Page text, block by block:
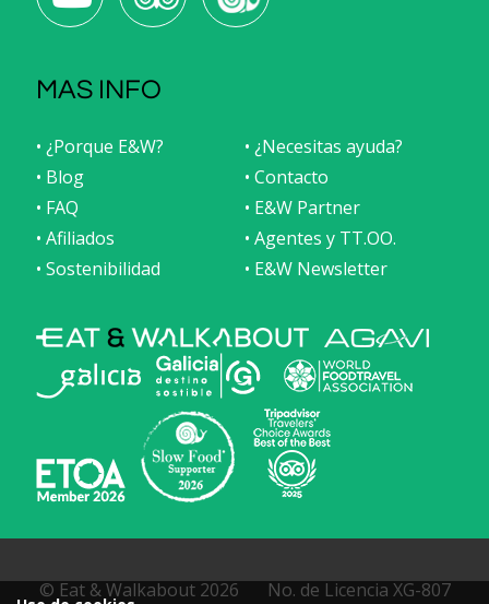
MAS INFO
• ¿Porque E&W?
• ¿Necesitas ayuda?
• Blog
• Contacto
• FAQ
• E&W Partner
• Afiliados
• Agentes y TT.OO.
• Sostenibilidad
• E&W Newsletter
© Eat & Walkabout 2026 No. de Licencia XG-807